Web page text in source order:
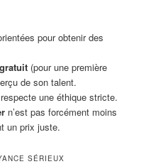
pour obtenir des
(pour une première
de son talent.
une éthique stricte.
n’est pas forcément moins
un prix juste.
SÉRIEUX